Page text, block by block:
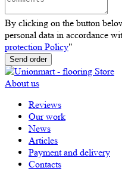
By clicking on the button
personal data in accordance
protection Policy"
Send order
About us
Reviews
Our work
News
Articles
Payment and delivery
Contacts